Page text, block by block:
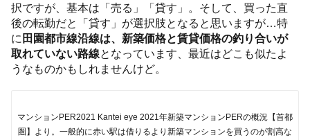
択ですが、基本は「売る」「貸す」。そして、買った直
後の転勤だと「貸す」が選択肢となると思いますが…特
に 田園都市線沿線は、新築価格と賃貸価格の釣り合いが
取れていない路線となっています、最近はどこも似たよ
うなものかもしれませんけど。
マンションPER2021 Kantei eye 2021年新築マンションPERの概況【首都
圏】より。一般的に赤い駅は借りるより新築マンションを買うのが割高な